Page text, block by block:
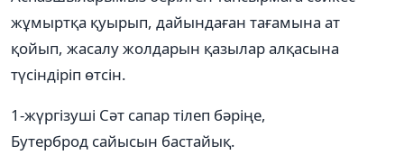
жұмыртқа қуырып, дайындаған тағамына ат
қойып, жасалу жолдарын қазылар алқасына
түсіндіріп өтсін.
1-жүргізуші Сәт сапар тілеп бәріңе,
Бутерброд сайысын бастайық.